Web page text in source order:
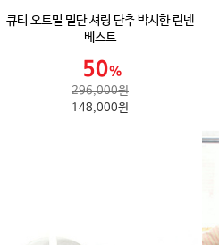
큐티 오트밀 밑단 셔링 단추 박시한 린넨
베스트
296,000원
148,000원